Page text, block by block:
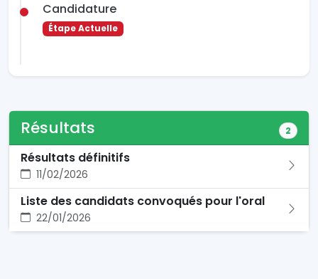
Candidature
Étape Actuelle
Résultats 2
Résultats définitifs
11/02/2026
Liste des candidats convoqués pour l'oral
22/01/2026